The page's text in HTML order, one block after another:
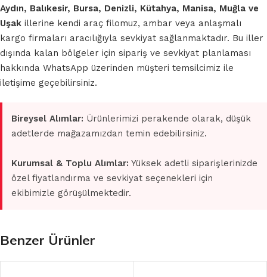
Aydın, Balıkesir, Bursa, Denizli, Kütahya, Manisa, Muğla ve
Uşak illerine kendi araç filomuz, ambar veya anlaşmalı
kargo firmaları aracılığıyla sevkiyat sağlanmaktadır. Bu iller
dışında kalan bölgeler için sipariş ve sevkiyat planlaması
hakkında WhatsApp üzerinden müşteri temsilcimiz ile
iletişime geçebilirsiniz.
Bireysel Alımlar: Ürünlerimizi perakende olarak, düşük
adetlerde mağazamızdan temin edebilirsiniz.
Kurumsal & Toplu Alımlar: Yüksek adetli siparişlerinizde
özel fiyatlandırma ve sevkiyat seçenekleri için
ekibimizle görüşülmektedir.
Benzer Ürünler